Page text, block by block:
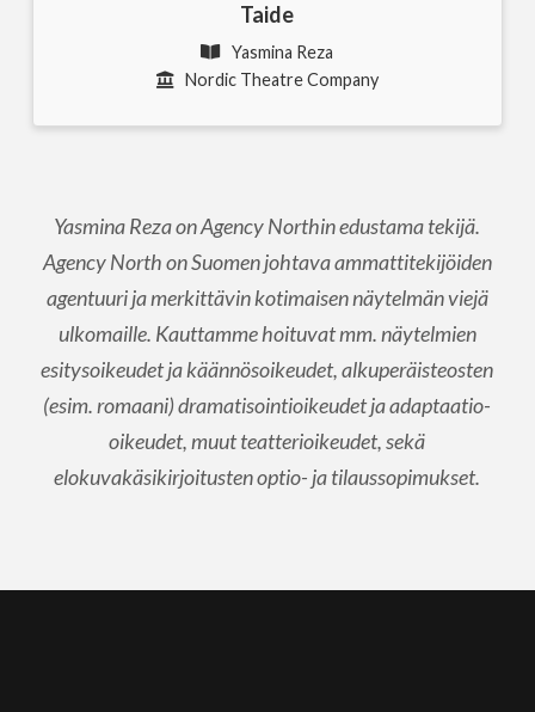
Taide
Yasmina Reza
Nordic Theatre Company
Yasmina Reza on Agency Northin edustama tekijä.
Agency North on Suomen johtava ammattitekijöiden
agentuuri ja merkittävin kotimaisen näytelmän viejä
ulkomaille. Kauttamme hoituvat mm. näytelmien
esitysoikeudet ja käännösoikeudet, alkuperäisteosten
(esim. romaani) dramatisointioikeudet ja adaptaatio-
oikeudet, muut teatterioikeudet, sekä
elokuvakäsikirjoitusten optio- ja tilaussopimukset.